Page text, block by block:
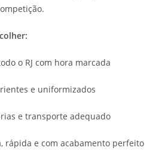
o RJ com hora marcada
e uniformizados
e transporte adequado
rápida e com acabamento perfeito